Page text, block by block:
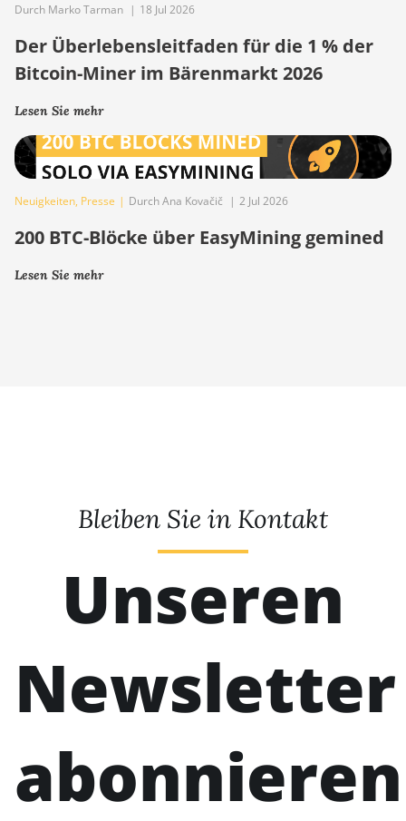
Durch Marko Tarman | 18 Jul 2026
Der Überlebensleitfaden für die 1 % der
Bitcoin-Miner im Bärenmarkt 2026
Lesen Sie mehr
Neuigkeiten, Presse | Durch Ana Kovačič | 2 Jul 2026
200 BTC-Blöcke über EasyMining gemined
Lesen Sie mehr
Bleiben Sie in Kontakt
Unseren
Newsletter
abonnieren